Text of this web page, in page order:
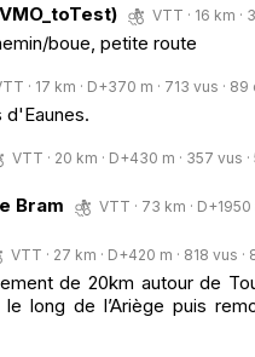
VTT · 16 km ·
boue, petite route
· 17 km · D+370 m · 713 vus · 89
d'Eaunes.
VTT · 20 km · D+430 m · 357 vus ·
Bram VTT · 73 km · D+1950
VTT · 27 km · D+420 m · 818 vus ·
de 20km autour de
long de l’Ariège puis